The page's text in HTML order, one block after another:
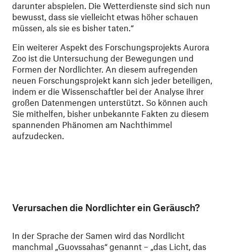
darunter abspielen. Die Wetterdienste sind sich nun
bewusst, dass sie vielleicht etwas höher schauen
müssen, als sie es bisher taten.“
Ein weiterer Aspekt des Forschungsprojekts Aurora
Zoo ist die Untersuchung der Bewegungen und
Formen der Nordlichter. An diesem aufregenden
neuen Forschungsprojekt kann sich jeder beteiligen,
indem er die Wissenschaftler bei der Analyse ihrer
großen Datenmengen unterstützt. So können auch
Sie mithelfen, bisher unbekannte Fakten zu diesem
spannenden Phänomen am Nachthimmel
aufzudecken.
Verursachen die Nordlichter ein Geräusch?
In der Sprache der Samen wird das Nordlicht
manchmal „Guovssahas“ genannt – „das Licht, das